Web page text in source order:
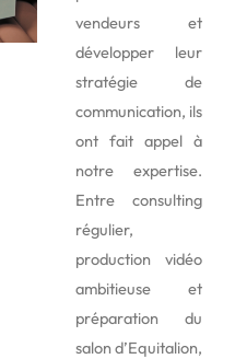
vendeurs et
développer leur
stratégie de
communication, ils
ont fait appel à
notre expertise.
Entre consulting
régulier,
production vidéo
ambitieuse et
préparation du
salon d’Equitalion,